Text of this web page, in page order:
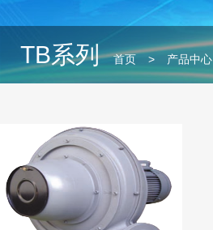
TB系列 首页 > 产品中心